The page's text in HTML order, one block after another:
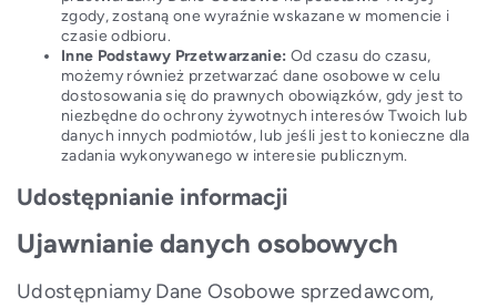
zgody, zostaną one wyraźnie wskazane w momencie i
czasie odbioru.
Inne Podstawy Przetwarzanie: Od czasu do czasu,
możemy również przetwarzać dane osobowe w celu
dostosowania się do prawnych obowiązków, gdy jest to
niezbędne do ochrony żywotnych interesów Twoich lub
danych innych podmiotów, lub jeśli jest to konieczne dla
zadania wykonywanego w interesie publicznym.
Udostępnianie informacji
Ujawnianie danych osobowych
Udostępniamy Dane Osobowe sprzedawcom,